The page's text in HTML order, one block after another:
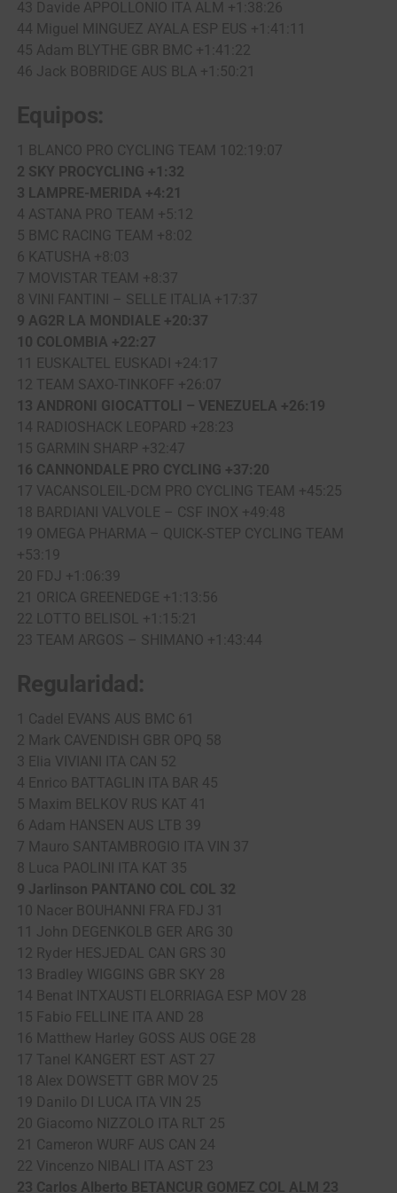
43 Davide APPOLLONIO ITA ALM +1:38:26
44 Miguel MINGUEZ AYALA ESP EUS +1:41:11
45 Adam BLYTHE GBR BMC +1:41:22
46 Jack BOBRIDGE AUS BLA +1:50:21
Equipos:
1 BLANCO PRO CYCLING TEAM 102:19:07
2 SKY PROCYCLING +1:32
3 LAMPRE-MERIDA +4:21
4 ASTANA PRO TEAM +5:12
5 BMC RACING TEAM +8:02
6 KATUSHA +8:03
7 MOVISTAR TEAM +8:37
8 VINI FANTINI – SELLE ITALIA +17:37
9 AG2R LA MONDIALE +20:37
10 COLOMBIA +22:27
11 EUSKALTEL EUSKADI +24:17
12 TEAM SAXO-TINKOFF +26:07
13 ANDRONI GIOCATTOLI – VENEZUELA +26:19
14 RADIOSHACK LEOPARD +28:23
15 GARMIN SHARP +32:47
16 CANNONDALE PRO CYCLING +37:20
17 VACANSOLEIL-DCM PRO CYCLING TEAM +45:25
18 BARDIANI VALVOLE – CSF INOX +49:48
19 OMEGA PHARMA – QUICK-STEP CYCLING TEAM
+53:19
20 FDJ +1:06:39
21 ORICA GREENEDGE +1:13:56
22 LOTTO BELISOL +1:15:21
23 TEAM ARGOS – SHIMANO +1:43:44
Regularidad:
1 Cadel EVANS AUS BMC 61
2 Mark CAVENDISH GBR OPQ 58
3 Elia VIVIANI ITA CAN 52
4 Enrico BATTAGLIN ITA BAR 45
5 Maxim BELKOV RUS KAT 41
6 Adam HANSEN AUS LTB 39
7 Mauro SANTAMBROGIO ITA VIN 37
8 Luca PAOLINI ITA KAT 35
9 Jarlinson PANTANO COL COL 32
10 Nacer BOUHANNI FRA FDJ 31
11 John DEGENKOLB GER ARG 30
12 Ryder HESJEDAL CAN GRS 30
13 Bradley WIGGINS GBR SKY 28
14 Benat INTXAUSTI ELORRIAGA ESP MOV 28
15 Fabio FELLINE ITA AND 28
16 Matthew Harley GOSS AUS OGE 28
17 Tanel KANGERT EST AST 27
18 Alex DOWSETT GBR MOV 25
19 Danilo DI LUCA ITA VIN 25
20 Giacomo NIZZOLO ITA RLT 25
21 Cameron WURF AUS CAN 24
22 Vincenzo NIBALI ITA AST 23
23 Carlos Alberto BETANCUR GOMEZ COL ALM 23